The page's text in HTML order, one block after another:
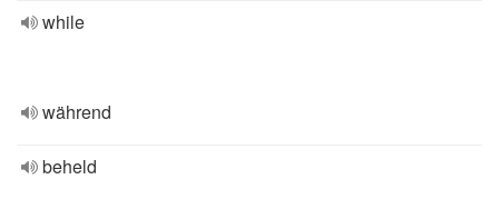
while
während
beheld